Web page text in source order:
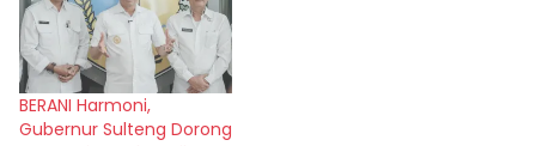
BERANI Harmoni,
Gubernur Sulteng Dorong